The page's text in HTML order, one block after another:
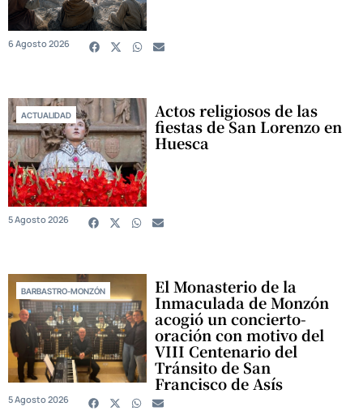
6 Agosto 2026
ACTUALIDAD Actos religiosos de las
fiestas de San Lorenzo en
Huesca
5 Agosto 2026
BARBASTRO-MONZÓN El Monasterio de la
Inmaculada de Monzón
acogió un concierto-
oración con motivo del
VIII Centenario del
Tránsito de San
Francisco de Asís
5 Agosto 2026